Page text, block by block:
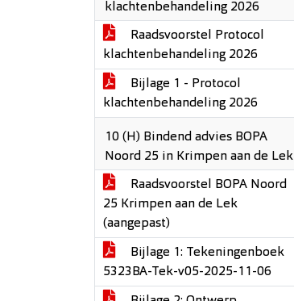
klachtenbehandeling 2026
Raadsvoorstel Protocol
klachtenbehandeling 2026
Bijlage 1 - Protocol
klachtenbehandeling 2026
10 (H) Bindend advies BOPA
Noord 25 in Krimpen aan de Lek
Raadsvoorstel BOPA Noord
25 Krimpen aan de Lek
(aangepast)
Bijlage 1: Tekeningenboek
5323BA-Tek-v05-2025-11-06